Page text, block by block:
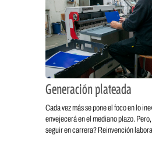
Generación plateada
Cada vez más se pone el foco en lo
envejecerá en el mediano plazo.
seguir en carrera? Reinvención